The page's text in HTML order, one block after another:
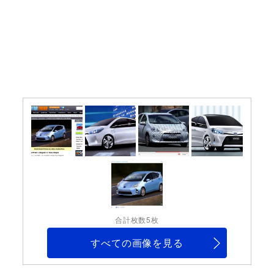
合計枚数5枚
すべての画像を見る